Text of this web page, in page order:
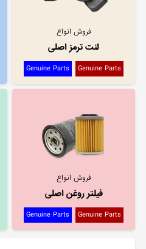
فروش انواع
لنت ترمز اصلی
Genuine Parts
Genuine Parts
فروش انواع
فیلتر روغن اصلی
Genuine Parts
Genuine Parts